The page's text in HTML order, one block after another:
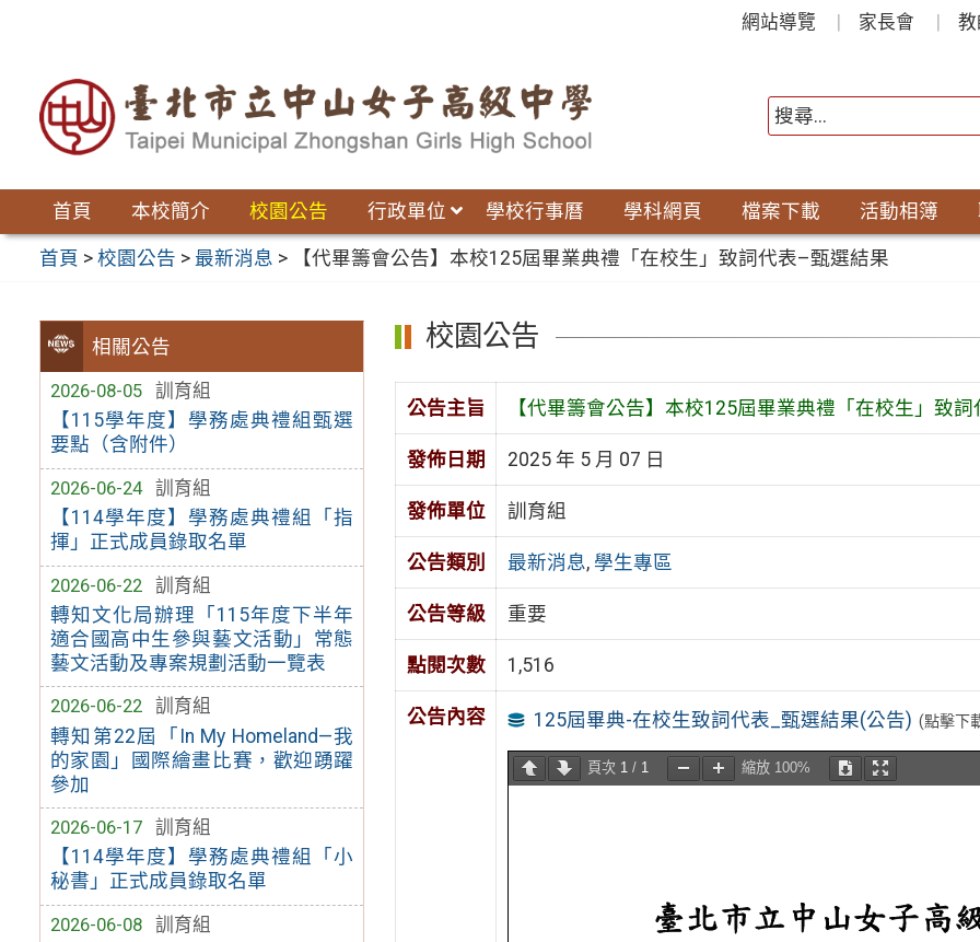
網站導覽 家長會
首頁 本校簡介 校園公告 行政單位 學校行事曆 學科網頁 檔案下載 活動相簿
首頁 >校園公告 > 最新消息 > 【代畢籌會公告】本校125屆畢業典禮「在校生」致詞代表–甄選結果
相關公告
2026-08-05
訓育組
【115學年度】學務處典禮組甄選
要點（含附件）
2026-06-24
訓育組
【114學年度】學務處典禮組「指
揮」正式成員錄取名單
2026-06-22
訓育組
轉知文化局辦理「115年度下半年
適合國高中生參與藝文活動」常態
藝文活動及專案規劃活動一覽表
2026-06-22
訓育組
轉知第22屆「In My Homeland—我
的家園」國際繪畫比賽，歡迎踴躍
參加
2026-06-17
訓育組
【114學年度】學務處典禮組「小
秘書」正式成員錄取名單
2026-06-08
訓育組
校園公告
公告主旨 【代畢籌會公告】本校125屆畢業典禮「在校生」致
發佈日期 2025 年 5 月 07 日
發佈單位 訓育組
公告類別 最新消息, 學生專區
公告等級 重要
點閱次數 1,516
公告內容 125屆畢典-在校生致詞代表_甄選結果(公告) (點擊下
頁次 1/ 1 縮放 100%